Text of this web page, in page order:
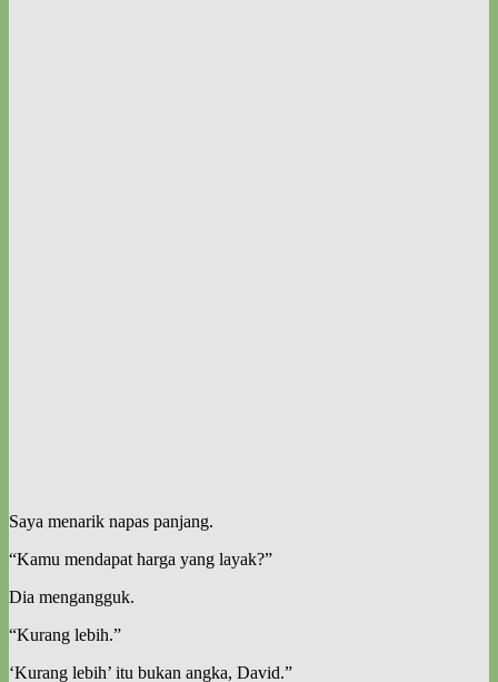
Saya menarik napas panjang.
“Kamu mendapat harga yang layak?”
Dia mengangguk.
“Kurang lebih.”
‘Kurang lebih’ itu bukan angka, David.”